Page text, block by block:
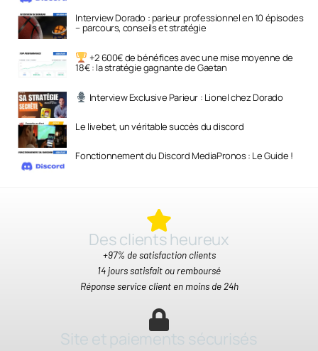
Interview Dorado : parieur professionnel en 10 épisodes
– parcours, conseils et stratégie
+2 600€ de bénéfices avec une mise moyenne de
18€ : la stratégie gagnante de Gaetan
Interview Exclusive Parieur : Lionel chez Dorado
Le livebet, un véritable succès du discord
Fonctionnement du Discord MediaPronos : Le Guide !
Des clients heureux​
+97% de satisfaction clients
14 jours satisfait ou remboursé
Réponse service client en moins de 24h
Site et paiements sécurisés